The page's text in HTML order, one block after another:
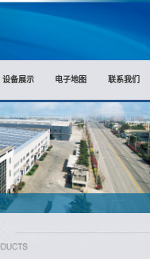
设备展示 电子地图 联系我们